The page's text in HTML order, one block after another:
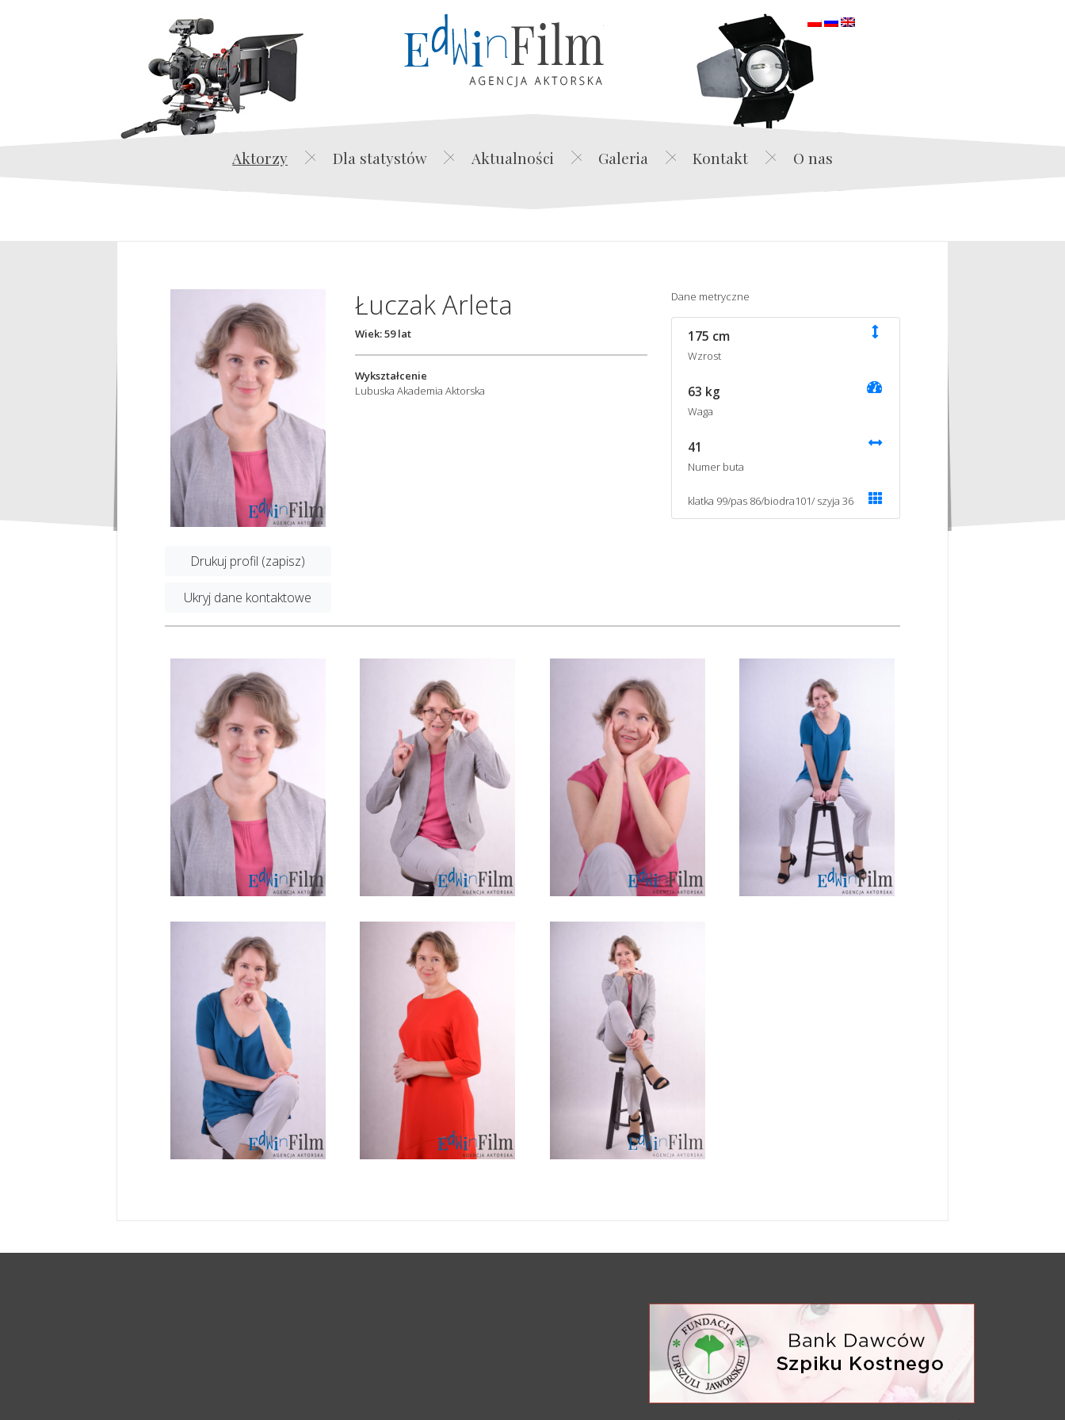
Edwin Film Agencja Aktorska
Aktorzy Dla statystów Aktualności Galeria Kontakt O nas
Drukuj profil (zapisz)
Ukryj dane kontaktowe
Łuczak Arleta
Wiek: 59 lat
Wykształcenie
Lubuska Akademia Aktorska
Dane metryczne
175 cm
Wzrost
63 kg
Waga
41
Numer buta
klatka 99/pas 86/biodra101/ szyja 36